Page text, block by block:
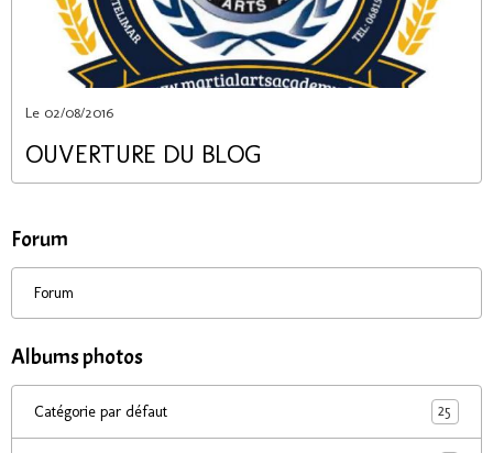
Le 02/08/2016
OUVERTURE DU BLOG
Forum
Forum
Albums photos
Catégorie par défaut 25